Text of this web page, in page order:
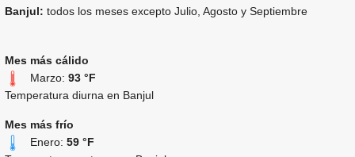
Banjul: todos los meses excepto Julio, Agosto y Septiembre
Mes más cálido
Marzo: 93 °F
Temperatura diurna en Banjul
Mes más frío
Enero: 59 °F